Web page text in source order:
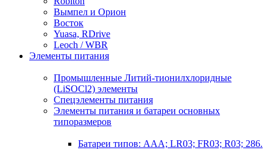
Вымпел и Орион
Восток
Yuasa, RDrive
Leoch / WBR
Элементы питания
Промышленные Литий-тионилхлоридные
(LiSOCl2) элементы
Спецэлементы питания
Элементы питания и батареи основных
типоразмеров
Батареи типов: AAA; LR03; FR03; R03; 286.